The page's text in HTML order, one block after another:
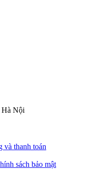
Hà Nội
và thanh toán
sách bảo mật